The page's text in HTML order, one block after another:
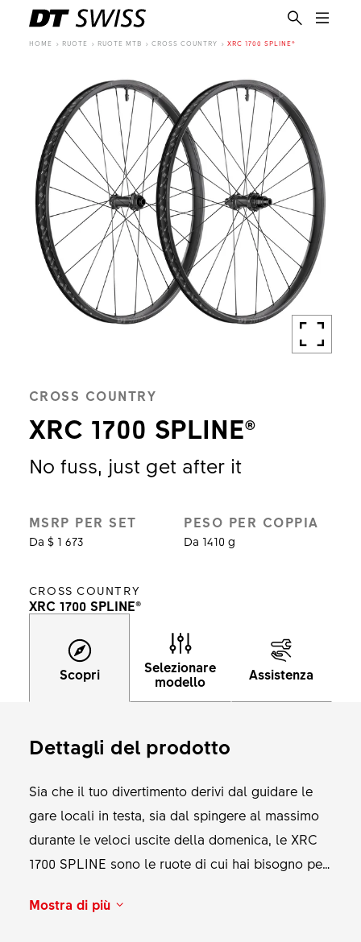
HOME RUOTE RUOTE MTB CROSS COUNTRY XRC 1700 SPLINE®
CROSS COUNTRY
XRC 1700 SPLINE®
No fuss, just get after it
MSRP PER SET
Da $ 1 673
PESO PER COPPIA
Da 1410 g
CROSS COUNTRY
XRC 1700 SPLINE®
Scopri
Selezionare
modello
Assistenza
Dettagli del prodotto
Sia che il tuo divertimento derivi dal guidare le
gare locali in testa, sia dal spingere al massimo
durante le veloci uscite della domenica, le XRC
1700 SPLINE sono le ruote di cui hai bisogno per
Ratchet SL 54T e i raggi DT competition race
Mostra di più